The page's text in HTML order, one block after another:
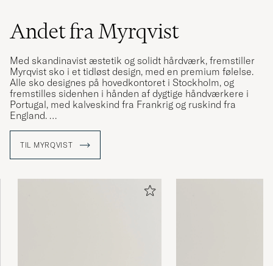
Andet fra Myrqvist
Med skandinavist æstetik og solidt hårdværk, fremstiller
Myrqvist sko i et tidløst design, med en premium følelse.
Alle sko designes på hovedkontoret i Stockholm, og
fremstilles sidenhen i hånden af dygtige håndværkere i
Portugal, med kalveskind fra Frankrig og ruskind fra
England.
formelle lejligheder og mere afslappede hverdagseventyr,
med fokus på at fremstille tidløse sko, som ikke går på
forskellige sko uanset lejlighed.
TIL MYRQVIST